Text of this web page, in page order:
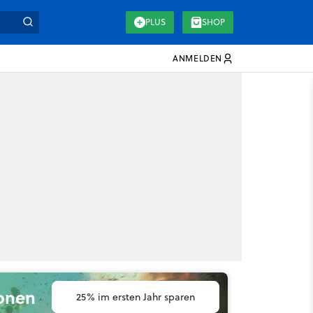
PLUS SHOP
ANMELDEN
25% im ersten Jahr sparen